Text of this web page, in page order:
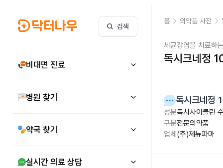
검색
비대면 진료
병원 찾기
약국 찾기
실시간 의료 상담
홈 의약품 사전
세균감염을 치료하
독시크네정
독시크네정
성분독시사이클린
구분전문의약품
업체 (주)제뉴파마